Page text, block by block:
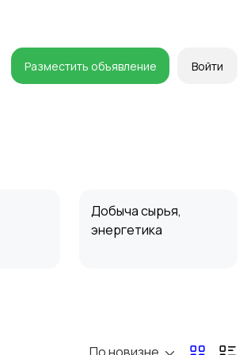
Разместить объявление Войти
Добыча сырья,
энергетика